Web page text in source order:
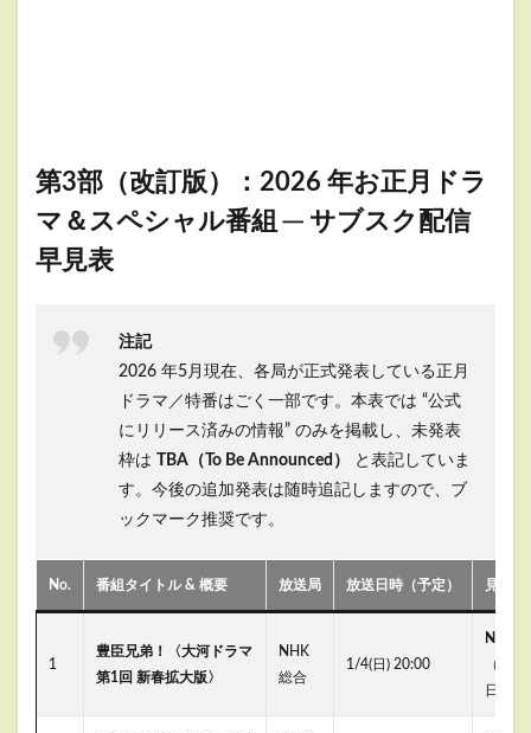
第3部（改訂版）：2026 年お正月ドラ
マ＆スペシャル番組 ─ サブスク配信
早見表
注記
2026 年5月現在、各局が正式発表している正月
ドラマ／特番はごく一部です。本表では “公式
にリリース済みの情報” のみを掲載し、未発表
枠は
TBA（To Be Announced）
と表記していま
す。今後の追加発表は随時追記しますので、ブ
ックマーク推奨です。
No. 番組タイトル & 概要 放送局 放送日時（予定） 見逃し
1
豊臣兄弟！〈大河ドラマ
第1回 新春拡大版〉
NHK
総合
1/4(日) 20:00
NHK＋
（放
日）